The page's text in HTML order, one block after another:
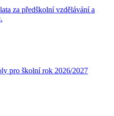
za předškolní vzdělávání a
pro školní rok 2026/2027